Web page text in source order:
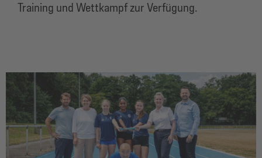
Training und Wettkampf zur Verfügung.